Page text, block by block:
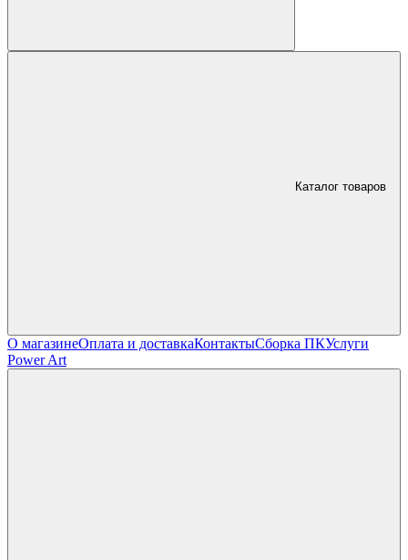
Каталог товаров
О магазинеОплата и доставкаКонтактыСборка ПКУслуги
Power Art